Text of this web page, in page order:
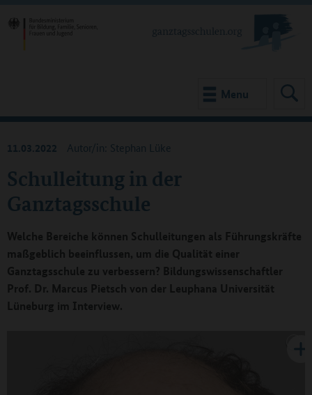
Menu
Schulleitung in der
Ganztagsschule
11.03.2022 Autor/in: Stephan Lüke
Welche Bereiche können Schulleitungen als Führungskräfte
maßgeblich beeinflussen, um die Qualität einer
Ganztagsschule zu verbessern? Bildungswissenschaftler
Prof. Dr. Marcus Pietsch von der Leuphana Universität
Lüneburg im Interview.